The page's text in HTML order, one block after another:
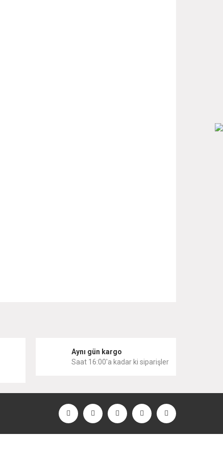
Aynı gün kargo
Saat 16:00'a kadar ki siparişler